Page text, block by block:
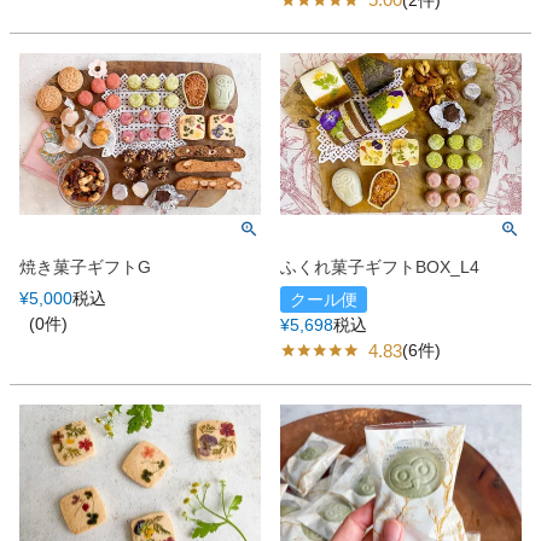
焼き菓子ギフトG
¥5,000税込
(0件)
ふくれ菓子ギフトBOX_L4
クール便
¥5,698税込
4.83(6件)